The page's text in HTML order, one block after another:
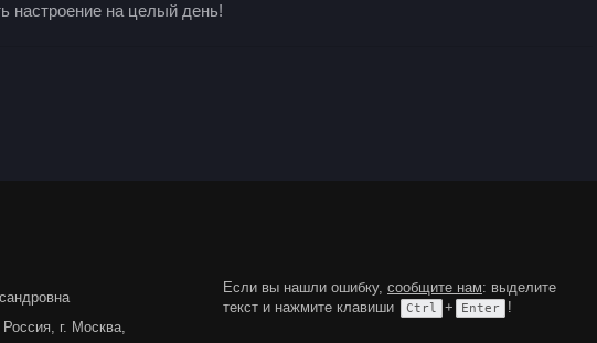
настроение на целый день!
г. Москва,
Если вы нашли ошибку, сообщите нам: выделите
текст и нажмите клавиши
Ctrl + Enter !